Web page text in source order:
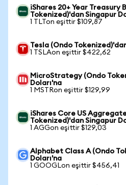
iShares 20+ Year Treasury
Tokenized)'dan Singapur
1 TLTon eşittir $109,87
Tesla (Ondo
1 TSLAon eşittir $422,62
MicroStrategy (Ondo
Doları'na
1 MSTRon eşittir $129,99
iShares Core US
Tokenized)'dan Singapur
1 AGGon eşittir $129,03
Alphabet Class A (Ondo
Doları'na
1 GOOGLon eşittir $456,41